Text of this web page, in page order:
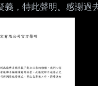
，特此聲明。感謝過
續發展，考量到此廠
名稱繼續對外經營。